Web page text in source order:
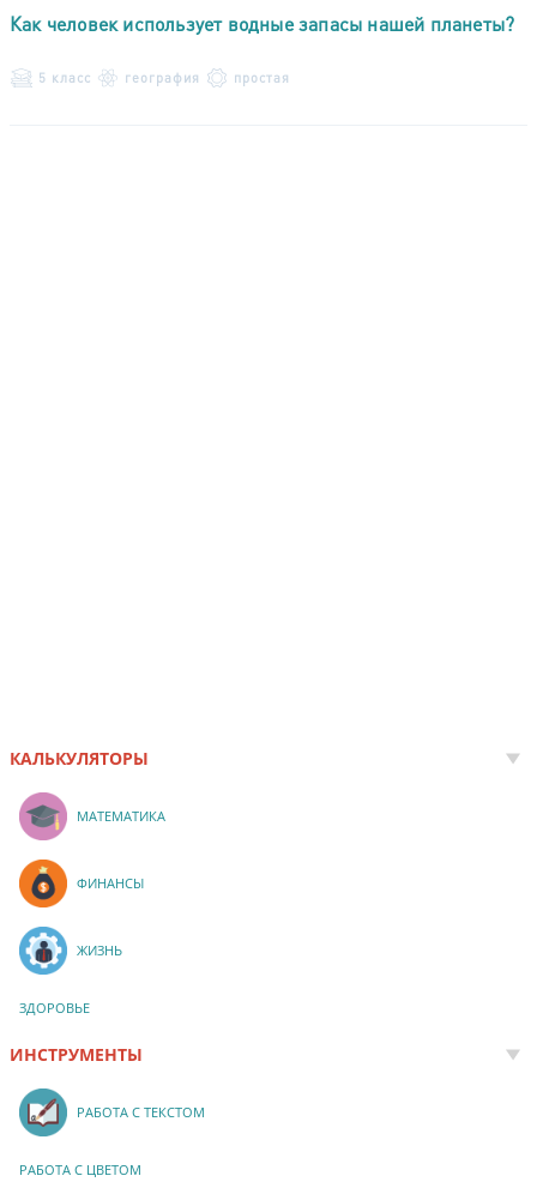
Как человек использует водные запасы нашей планеты?
5 класс география простая
КАЛЬКУЛЯТОРЫ
МАТЕМАТИКА
ФИНАНСЫ
ЖИЗНЬ
ЗДОРОВЬЕ
ИНСТРУМЕНТЫ
РАБОТА С ТЕКСТОМ
РАБОТА С ЦВЕТОМ